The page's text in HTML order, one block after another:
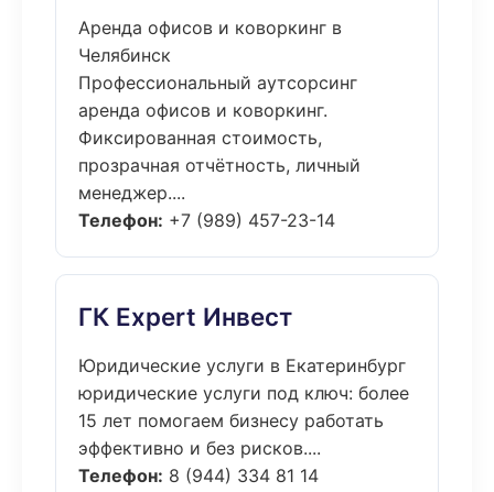
Аренда офисов и коворкинг в
Челябинск
Профессиональный аутсорсинг
аренда офисов и коворкинг.
Фиксированная стоимость,
прозрачная отчётность, личный
менеджер....
Телефон: +7 (989) 457-23-14
ГК Expert Инвест
Юридические услуги в Екатеринбург
юридические услуги под ключ: более
15 лет помогаем бизнесу работать
эффективно и без рисков....
Телефон: 8 (944) 334 81 14